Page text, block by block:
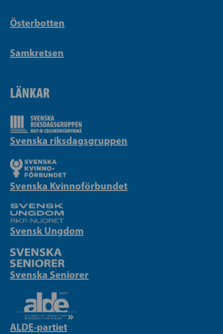
Österbotten
Samkretsen
LÄNKAR
Svenska riksdagsgruppen
Svenska Kvinnoförbundet
Svensk Ungdom
Svenska Seniorer
ALDE-partiet